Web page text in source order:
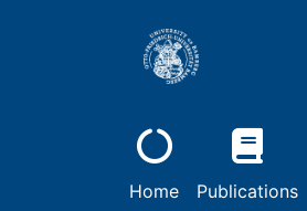
Home Publications